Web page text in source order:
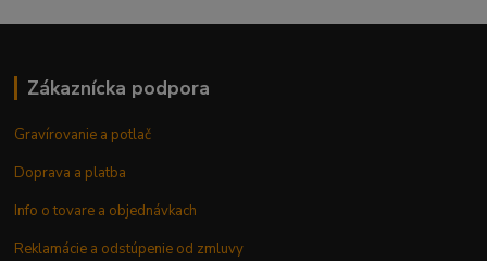
Zákaznícka podpora
Gravírovanie a potlač
Doprava a platba
Info o tovare a objednávkach
Reklamácie a odstúpenie od zmluvy